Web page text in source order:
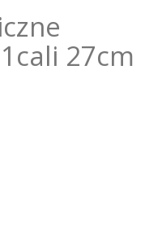
27cm